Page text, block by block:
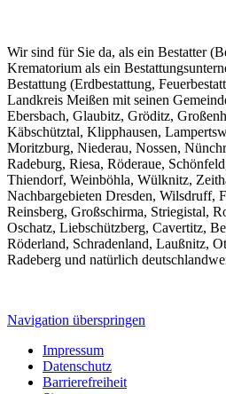
Wir sind für Sie da, als ein Bestatter
Krematorium als ein
Bestattung (Erdbestattung,
Landkreis Meißen mit seinen
Ebersbach, Glaubitz, Gröditz,
Käbschütztal, Klipphausen,
Moritzburg, Niederau, Nossen,
Radeburg, Riesa, Röderaue,
Thiendorf, Weinböhla, Wülknitz,
Nachbargebieten Dresden, Wilsdruff,
Reinsberg, Großschirma, Striegistal,
Oschatz, Liebschützberg, Cavertitz,
Röderland, Schradenland, Laußnitz,
Radeberg und natürlich
Navigation überspringen
Impressum
Datenschutz
Barrierefreiheit